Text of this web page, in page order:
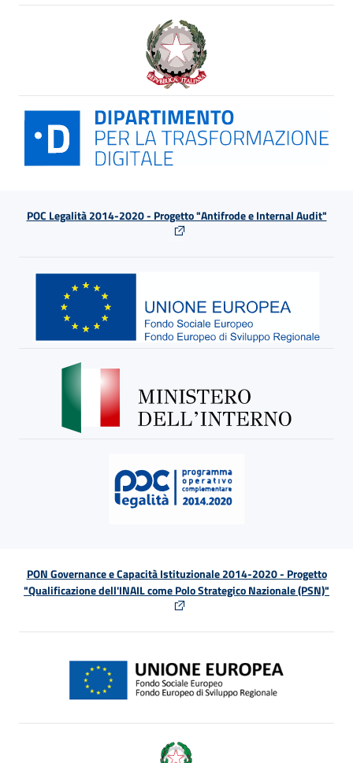
POC Legalità 2014-2020 - Progetto "Antifrode e Internal Audit"
PON Governance e Capacità Istituzionale 2014-2020 - Progetto
"Qualificazione dell'INAIL come Polo Strategico Nazionale (PSN)"